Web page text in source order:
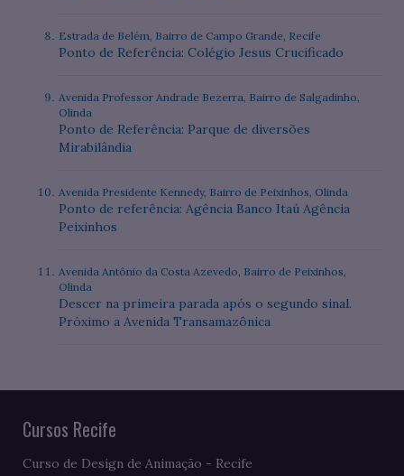
Estrada de Belém, Bairro de Campo Grande, Recife
Ponto de Referência: Colégio Jesus Crucificado
Avenida Professor Andrade Bezerra, Bairro de Salgadinho,
Olinda
Ponto de Referência: Parque de diversões
Mirabilândia
Avenida Presidente Kennedy, Bairro de Peixinhos, Olinda
Ponto de referência: Agência Banco Itaú Agência
Peixinhos
Avenida Antônio da Costa Azevedo, Bairro de Peixinhos,
Olinda
Descer na primeira parada após o segundo sinal.
Próximo a Avenida Transamazônica
Cursos Recife
Curso de Design de Animação - Recife